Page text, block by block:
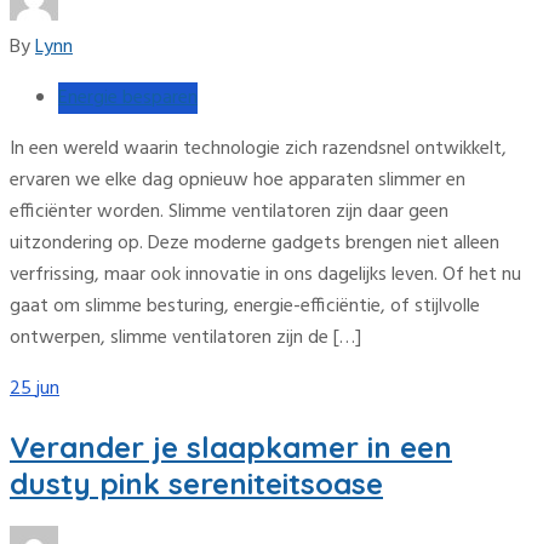
ByLynn
Energie besparen
In een wereld waarin technologie zich razendsnel ontwikkelt,
ervaren we elke dag opnieuw hoe apparaten slimmer en
efficiënter worden. Slimme ventilatoren zijn daar geen
uitzondering op. Deze moderne gadgets brengen niet alleen
verfrissing, maar ook innovatie in ons dagelijks leven. Of het nu
gaat om slimme besturing, energie-efficiëntie, of stijlvolle
ontwerpen, slimme ventilatoren zijn de […]
25jun
Verander je slaapkamer in een
dusty pink sereniteitsoase